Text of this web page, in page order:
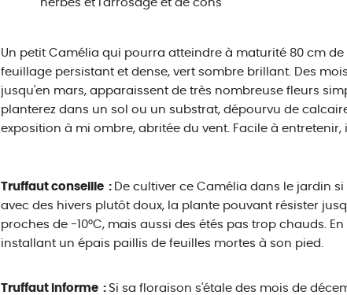
herbes et l'arrosage et de cons
Un petit Camélia qui pourra atteindre à maturité 80 cm
feuillage persistant et dense, vert sombre brillant. Des
jusqu'en mars, apparaissent de très nombreuse fleurs
planterez dans un sol ou un substrat, dépourvu de
exposition à mi ombre, abritée du vent. Facile à
Truffaut conseille : De cultiver ce Camélia dans le jardin
avec des hivers plutôt doux, la plante pouvant résister
proches de -10°C, mais aussi des étés pas trop chauds.
installant un épais paillis de feuilles mortes à son pied.
Truffaut informe : Si sa floraison s'étale des mois de